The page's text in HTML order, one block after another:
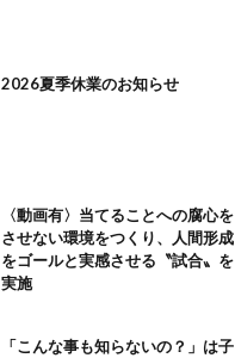
2026夏季休業のお知らせ
〈動画有〉当てることへの腐心を
させない環境をつくり、人間形成
をゴールと実感させる〝試合〟を
実施
「こんな事も知らないの？」は子